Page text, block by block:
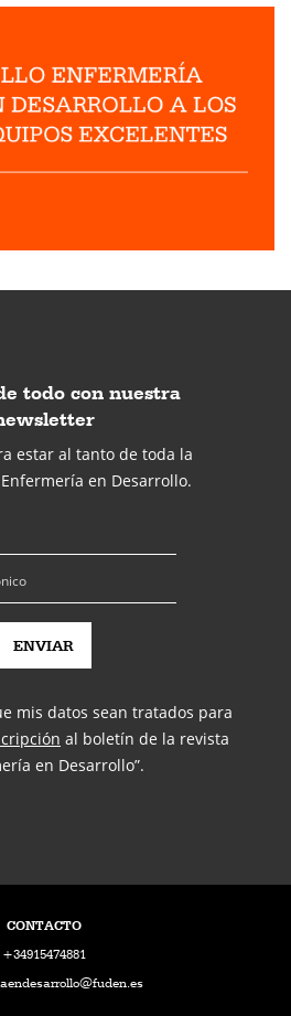
todo con nuestra
estar al tanto de toda la
en Desarrollo.
mis datos sean tratados para
al boletín de la revista
en Desarrollo”.
CONTACTO
+34915474881